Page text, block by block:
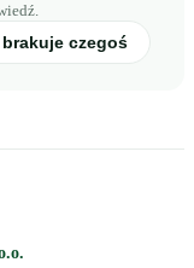
brakuje czegoś